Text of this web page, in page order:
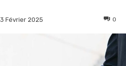
Février 2025 0